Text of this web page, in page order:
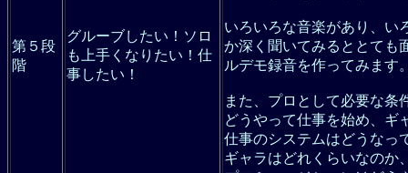
第５段
階
グルーブしたい！ソロ
も上手くなりたい！仕
事したい！
いろいろな音楽があり、い
か深く聞いてみるととても
ルデモ録音を作ってみます
また、プロとして必要な条
どうやって仕事を始め、ギ
仕事のシステムはどうなっ
ギャラはどれくらいなのか